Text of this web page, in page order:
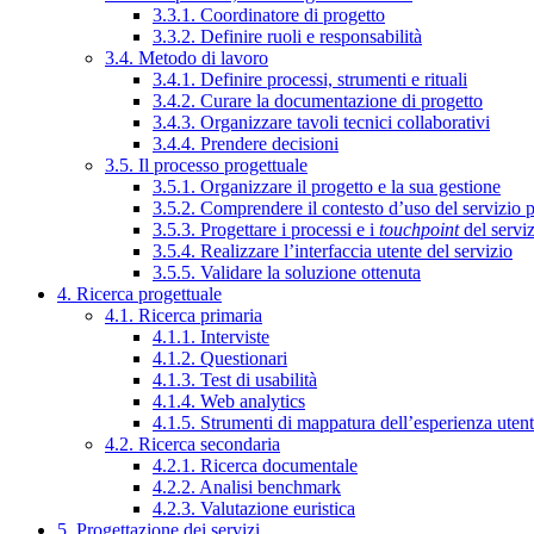
3.3.1. Coordinatore di progetto
3.3.2. Definire ruoli e responsabilità
3.4. Metodo di lavoro
3.4.1. Definire processi, strumenti e rituali
3.4.2. Curare la documentazione di progetto
3.4.3. Organizzare tavoli tecnici collaborativi
3.4.4. Prendere decisioni
3.5. Il processo progettuale
3.5.1. Organizzare il progetto e la sua gestione
3.5.2. Comprendere il contesto d’uso del servizio
3.5.3. Progettare i processi e i touchpointdel
3.5.4. Realizzare l’interfaccia utente del servizio
3.5.5. Validare la soluzione ottenuta
4. Ricerca progettuale
4.1. Ricerca primaria
4.1.1. Interviste
4.1.2. Questionari
4.1.3. Test di usabilità
4.1.4. Web analytics
4.1.5. Strumenti di mappatura dell’esperienza
4.2. Ricerca secondaria
4.2.1. Ricerca documentale
4.2.2. Analisi benchmark
4.2.3. Valutazione euristica
5. Progettazione dei servizi